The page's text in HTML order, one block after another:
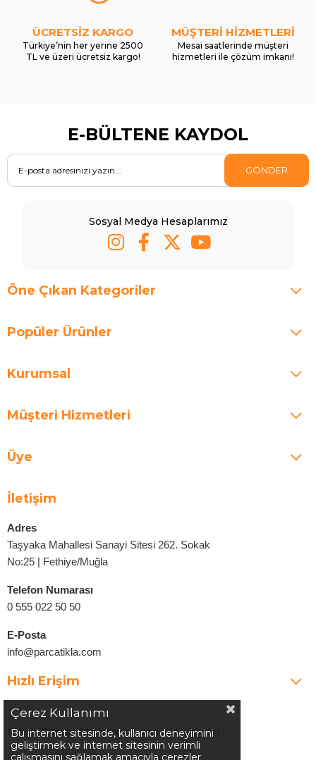
ÜCRETSİZ KARGO
Türkiye’nin her yerine 2500
TL ve üzeri ücretsiz kargo!
MÜŞTERİ HİZMETLERİ
Mesai saatlerinde müşteri
hizmetleri ile çözüm imkanı!
E-BÜLTENE KAYDOL
GÖNDER
Sosyal Medya Hesaplarımız
Öne Çıkan Kategoriler
Popüler Ürünler
Kurumsal
Müşteri Hizmetleri
Üye
İletişim
Adres
Taşyaka Mahallesi Sanayi Sitesi 262. Sokak
No:25 | Fethiye/Muğla
Telefon Numarası
0 555 022 50 50
E-Posta
info@parcatikla.com
Hızlı Erişim
©2025Parcatikla.com| Tüm Hakları Saklıdır.
Çerez Kullanımı
Bu internet sitesinde, kullanıcı deneyimini
geliştirmek ve internet sitesinin verimli
çalışmasını sağlamak amacıyla çerezler